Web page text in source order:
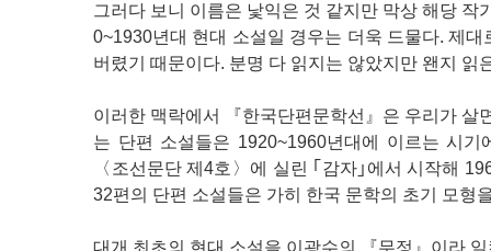
그러다 보니 이름은 낯익은 것 같지만 막상 해당
0~1930년대 현대 소설일 경우는 더욱 드물다. 제
버렸기 때문이다. 분명 다 읽지는 않았지만 왠지 읽
이러한 맥락에서 『한국단편문학선』은 우리가 살
는 단편 소설들은 1920~1960년대에 이르는 시
〈조선문단 제4호〉에 실린 ｢감자｣에서 시작해
32편의 단편 소설들은 가히 한국 문학의 초기 모형